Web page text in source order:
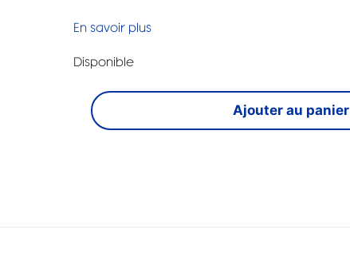
En savoir plus
Disponible
Ajouter au panier